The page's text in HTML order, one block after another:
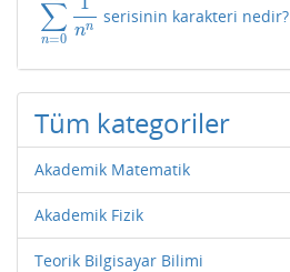
∑
n=0 nn
∑n 0∞1 nn
serisinin karakteri nedir?
Tüm kategoriler
Akademik Matematik
Akademik Fizik
Teorik Bilgisayar Bilimi